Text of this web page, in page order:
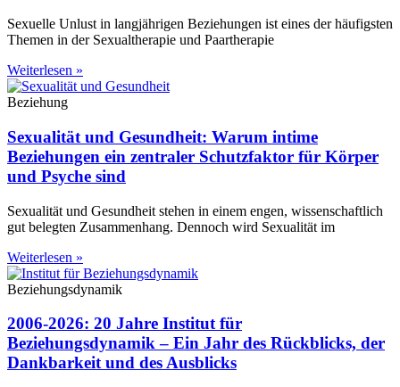
Sexuelle Unlust in langjährigen Beziehungen ist eines der häufigsten
Themen in der Sexualtherapie und Paartherapie
Weiterlesen »
Beziehung
Sexualität und Gesundheit: Warum intime
Beziehungen ein zentraler Schutzfaktor für Körper
und Psyche sind
Sexualität und Gesundheit stehen in einem engen, wissenschaftlich
gut belegten Zusammenhang. Dennoch wird Sexualität im
Weiterlesen »
Beziehungsdynamik
2006-2026: 20 Jahre Institut für
Beziehungsdynamik – Ein Jahr des Rückblicks, der
Dankbarkeit und des Ausblicks